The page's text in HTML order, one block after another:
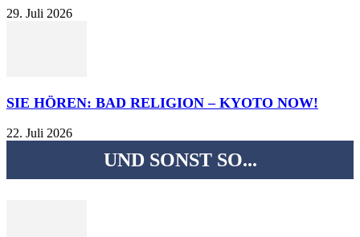
29. Juli 2026
SIE HÖREN: BAD RELIGION – KYOTO NOW!
22. Juli 2026
UND SONST SO...